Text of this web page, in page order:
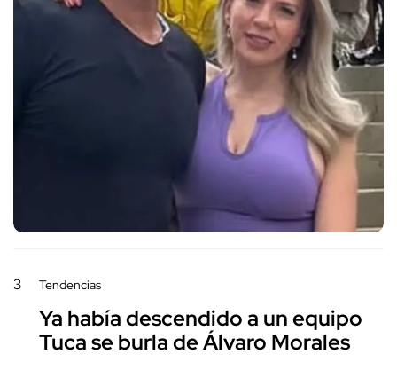
3 Tendencias
Ya había descendido a un equipo
Tuca se burla de Álvaro Morales